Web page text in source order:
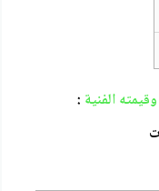
الفنية :